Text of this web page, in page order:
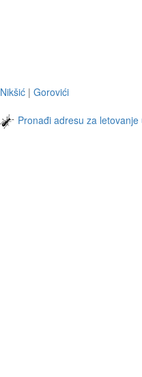
Nikšić | Gorovići
Pronađi adresu za